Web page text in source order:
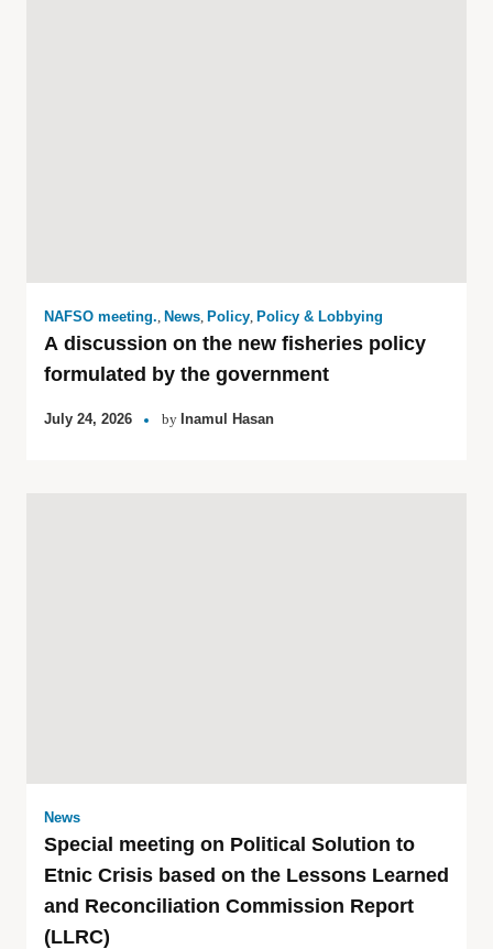
NAFSO meeting. News Policy Policy & Lobbying
A discussion on the new fisheries policy
formulated by the government
July 24, 2026 by Inamul Hasan
News
Special meeting on Political Solution to
Etnic Crisis based on the Lessons Learned
and Reconciliation Commission Report
(LLRC)